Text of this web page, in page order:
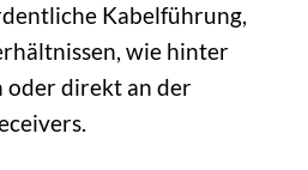
Kabelführung,
wie hinter
oder direkt an der